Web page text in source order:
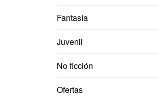
Fantasía
Juvenil
No ficción
Ofertas